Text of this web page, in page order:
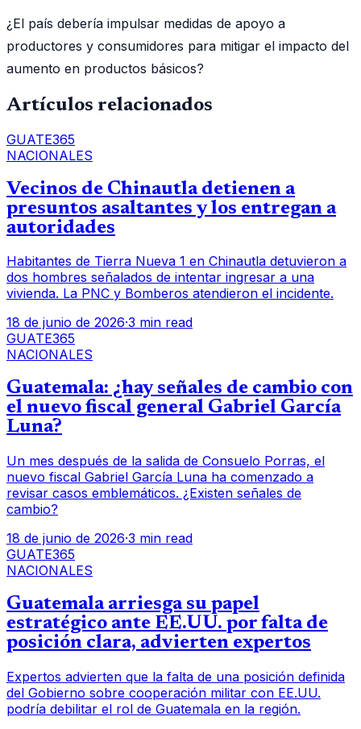
¿El país debería impulsar medidas de apoyo a
productores y consumidores para mitigar el impacto del
aumento en productos básicos?
Artículos relacionados
GUATE365
NACIONALES
Vecinos de Chinautla detienen a
presuntos asaltantes y los entregan a
autoridades
Habitantes de Tierra Nueva 1 en Chinautla detuvieron a
dos hombres señalados de intentar ingresar a una
vivienda. La PNC y Bomberos atendieron el incidente.
18 de junio de 2026·3 min read
GUATE365
NACIONALES
Guatemala: ¿hay señales de cambio con
el nuevo fiscal general Gabriel García
Luna?
Un mes después de la salida de Consuelo Porras, el
nuevo fiscal Gabriel García Luna ha comenzado a
revisar casos emblemáticos. ¿Existen señales de
cambio?
18 de junio de 2026·3 min read
GUATE365
NACIONALES
Guatemala arriesga su papel
estratégico ante EE.UU. por falta de
posición clara, advierten expertos
Expertos advierten que la falta de una posición definida
del Gobierno sobre cooperación militar con EE.UU.
podría debilitar el rol de Guatemala en la región.